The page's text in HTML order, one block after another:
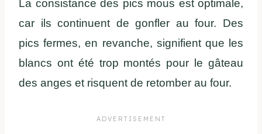
La consistance des pics mous est optimale,
car ils continuent de gonfler au four. Des
pics fermes, en revanche, signifient que les
blancs ont été trop montés pour le gâteau
des anges et risquent de retomber au four.